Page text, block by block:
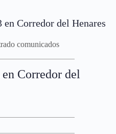
Corredor del Henares
comunicados
Corredor del